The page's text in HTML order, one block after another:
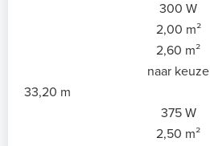
300 W
2,00 m²
2,60 m²
naar keuze
33,20 m
375 W
2,50 m²